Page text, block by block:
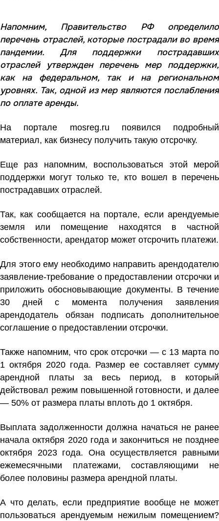
Напомним, Правительство РФ определило
перечень отраслей, которые пострадали во время
пандемии. Для поддержки пострадавших
отраслей утвержден перечень мер поддержки,
как на федеральном, так и на региональном
уровнях. Так, одной из мер являются послабления
по оплате аренды.
На портале mosreg.ru появился подробный
материал, как бизнесу получить такую отсрочку.
Еще раз напомним, воспользоваться этой мерой
поддержки могут только те, кто вошел в перечень
пострадавших отраслей.
Так, как сообщается на портале, если арендуемые
земля или помещение находятся в частной
собственности, арендатор может отсрочить платежи.
Для этого ему необходимо направить арендодателю
заявление-требование о предоставлении отсрочки и
приложить обосновывающие документы. В течение
30 дней с момента получения заявления
арендодатель обязан подписать дополнительное
соглашение о предоставлении отсрочки.
Также напомним, что срок отсрочки — с 13 марта по
1 октября 2020 года. Размер ее составляет сумму
арендной платы за весь период, в который
действовал режим повышенной готовности, и далее
— 50% от размера платы вплоть до 1 октября.
Выплата задолженности должна начаться не ранее
начала октября 2020 года и закончиться не позднее
октября 2023 года. Она осуществляется равными
ежемесячными платежами, составляющими не
более половины размера арендной платы.
А что делать, если предприятие вообще не может
пользоваться арендуемым нежилым помещением?